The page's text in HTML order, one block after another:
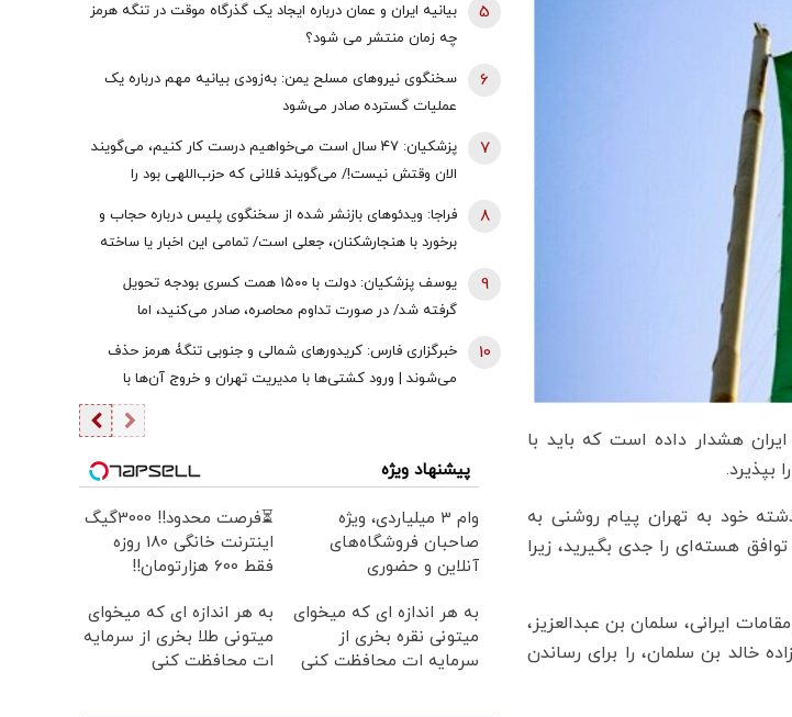
هشدار داده است که باید با
بپذیرد.
خود به تهران پیام روشنی به
هسته‌ای را جدی بگیرید، زیرا
ایرانی، سلمان بن عبدالعزیز،
خالد بن سلمان، را برای رساندن
بیانیه ایران و عمان درباره ایجاد یک گذرگاه موقت در تنگه هرمز
چه زمان منتشر می شود؟
5
سخنگوی نیروهای مسلح یمن: به‌زودی بیانیه مهم درباره یک
عملیات گسترده صادر می‌شود
6
پزشکیان: ۴۷ سال است می‌خواهیم درست کار کنیم، می‌گویند
الان وقتش نیست!/ می‌گویند فلانی که حزب‌اللهی بود را
7
فراجا: ویدئوهای بازنشر شده از سخنگوی پلیس درباره حجاب و
برخورد با هنجارشکنان، جعلی است/ تمامی این اخبار یا ساخته
8
یوسف پزشکیان: دولت با ۱۵۰۰ همت کسری بودجه تحویل
گرفته شد/ در صورت تداوم محاصره، صادر می‌کنید، اما
نمی‌توانید واردات انجام دهید
9
خبرگزاری فارس: کریدورهای شمالی و جنوبی تنگۀ هرمز حذف
می‌شوند | ورود کشتی‌ها با مدیریت تهران و خروج آن‌ها با
مدیریت مشترک تهران و مسقط خواهد بود | عوارض برای گذر از
10
پیشنهاد ویژه
وام ۳ میلیاردی، ویژه
صاحبان فروشگاه‌های
آنلاین و حضوری
⏳فرصت محدود!! 3000گیگ
اینترنت خانگی 180 روزه
فقط 600 هزارتومان!!
به هر اندازه ای که میخوای
میتونی نقره بخری از
سرمایه ات محافظت کنی
به هر اندازه ای که میخوای
میتونی طلا بخری از سرمایه
ات محافظت کنی